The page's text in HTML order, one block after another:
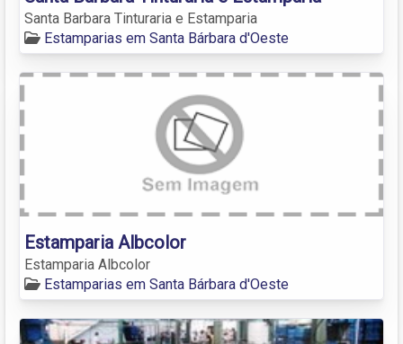
Santa Barbara Tinturaria e Estamparia
Estamparias em Santa Bárbara d'Oeste
Estamparia Albcolor
Estamparia Albcolor
Estamparias em Santa Bárbara d'Oeste